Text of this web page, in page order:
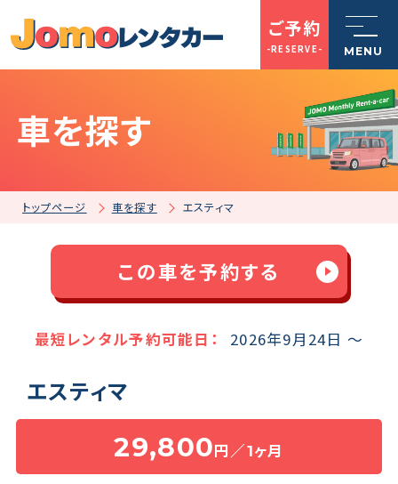
MENU
保険・補償
トップページ
Jomoレンタカーとは
店舗一覧
ご利用案内
ご予約
-RESERVE-
車を探す
トップページ 車を探す エスティマ
この車を予約する
最短レンタル予約可能日： 2026年9月24日 ～
エスティマ
29,800円／1ヶ月